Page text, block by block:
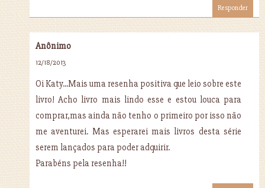
Responder
Anônimo
12/18/2013
Oi Katy...Mais uma resenha positiva que leio sobre este
livro! Acho livro mais lindo esse e estou louca para
comprar,mas ainda não tenho o primeiro por isso não
me aventurei. Mas esperarei mais livros desta série
serem lançados para poder adquirir.
Parabéns pela resenha!!